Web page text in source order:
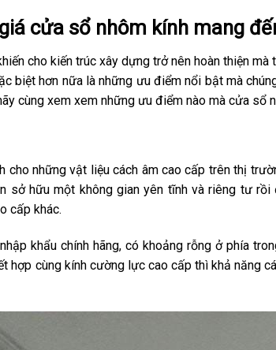
cửa sổ nhôm kính mang
cho kiến trúc xây dựng trở nên hoàn thiện mà
biệt hơn nữa là những ưu điểm nổi bật mà
cùng xem xem những ưu điểm nào mà cửa sổ
cho những vật liệu cách âm cao cấp trên thị
sở hữu một không gian yên tĩnh và riêng tư
cấp khác.
khẩu chính hãng, có khoảng rỗng ở phía
hợp cùng kính cường lực cao cấp thì khả năng